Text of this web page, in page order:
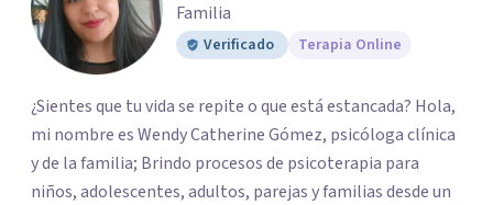
Familia
Verificado Terapia Online
¿Sientes que tu vida se repite o que está estancada? Hola,
mi nombre es Wendy Catherine Gómez, psicóloga clínica
y de la familia; Brindo procesos de psicoterapia para
niños, adolescentes, adultos, parejas y familias desde un